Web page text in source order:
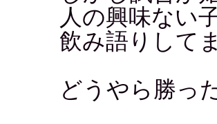
人の興味ない
飲み語りして
どうやら勝っ